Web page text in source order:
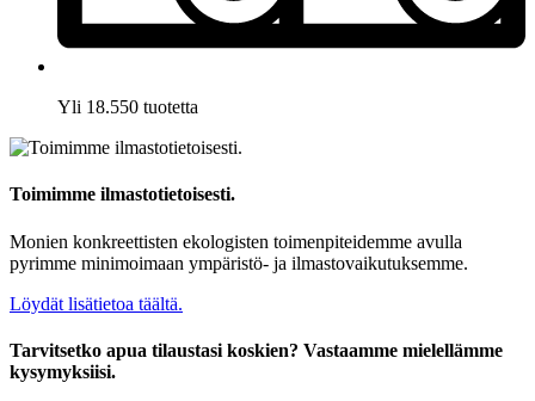
Yli 18.550 tuotetta
Toimimme ilmastotietoisesti.
Monien konkreettisten ekologisten toimenpiteidemme avulla
pyrimme minimoimaan ympäristö- ja ilmastovaikutuksemme.
Löydät lisätietoa täältä.
Tarvitsetko apua tilaustasi koskien? Vastaamme mielellämme
kysymyksiisi.